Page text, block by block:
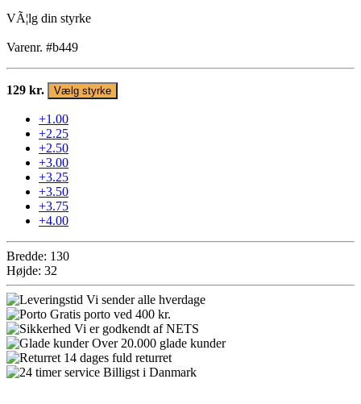
VÃ¦lg din styrke
Varenr. #b449
129 kr. Vælg styrke
+1.00
+2.25
+2.50
+3.00
+3.25
+3.50
+3.75
+4.00
Bredde: 130
Højde: 32
Vi sender alle hverdage
Gratis porto ved 400 kr.
Vi er godkendt af NETS
Over 20.000 glade kunder
14 dages fuld returret
Billigst i Danmark